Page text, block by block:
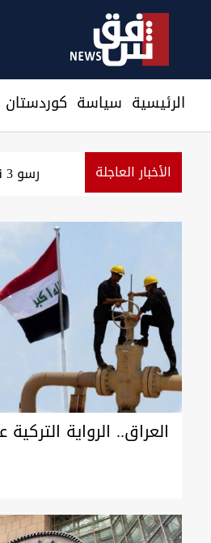
الرئيسية سیاسة كوردستان
الأخبار العاجلة
استعدادات من جماعات عراقية
العراق.. الرواية